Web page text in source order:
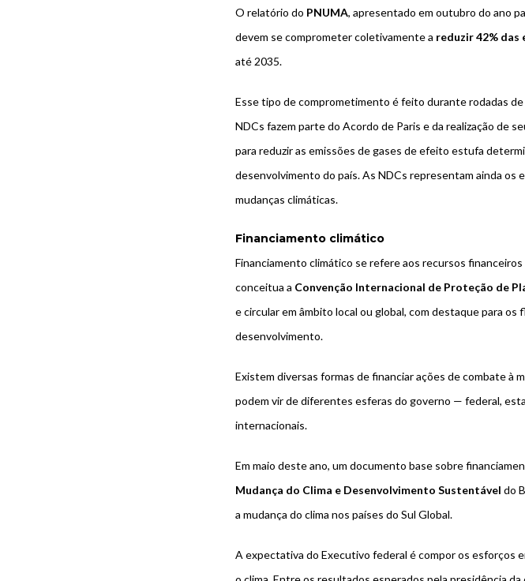
O relatório do PNUMA, apresentado em outubro do ano
devem se comprometer coletivamente a reduzir 42% das
até 2035.
Esse tipo de comprometimento é feito durante rodadas de
NDCs fazem parte do Acordo de Paris e da realização de
para reduzir as emissões de gases de efeito estufa
desenvolvimento do país. As NDCs representam ainda os
mudanças climáticas.
Financiamento climático
Financiamento climático se refere aos recursos
conceitua a Convenção Internacional de Proteção de
e circular em âmbito local ou global, com destaque para
desenvolvimento.
Existem diversas formas de financiar ações de combate à
podem vir de diferentes esferas do governo — federal,
internacionais.
Em maio deste ano, um documento base sobre
Mudança do Clima e Desenvolvimento Sustentável do
a mudança do clima nos países do Sul Global.
A expectativa do Executivo federal é compor os esforços